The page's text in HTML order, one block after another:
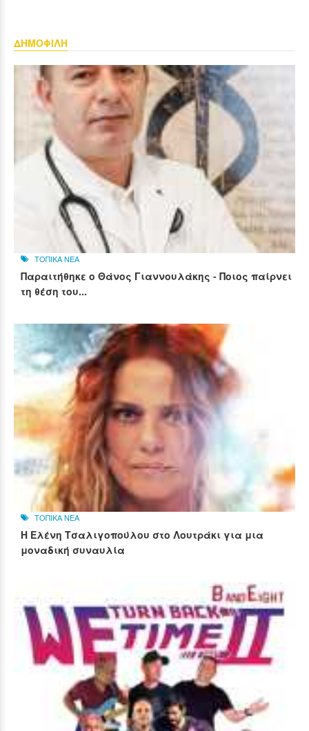
ΔΗΜΟΦΙΛΗ
ΤΟΠΙΚΑ ΝΕΑ
Παραιτήθηκε ο Θάνος Γιαννουλάκης - Ποιος παίρνει
τη θέση του...
ΤΟΠΙΚΑ ΝΕΑ
Η Ελένη Τσαλιγοπούλου στο Λουτράκι για μια
μοναδική συναυλία